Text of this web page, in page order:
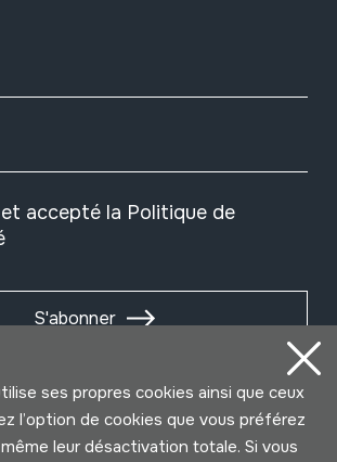
accepté la Politique de
S'abonner
ses propres cookies ainsi que ceux
l’option de cookies que vous préférez
leur désactivation totale. Si vous